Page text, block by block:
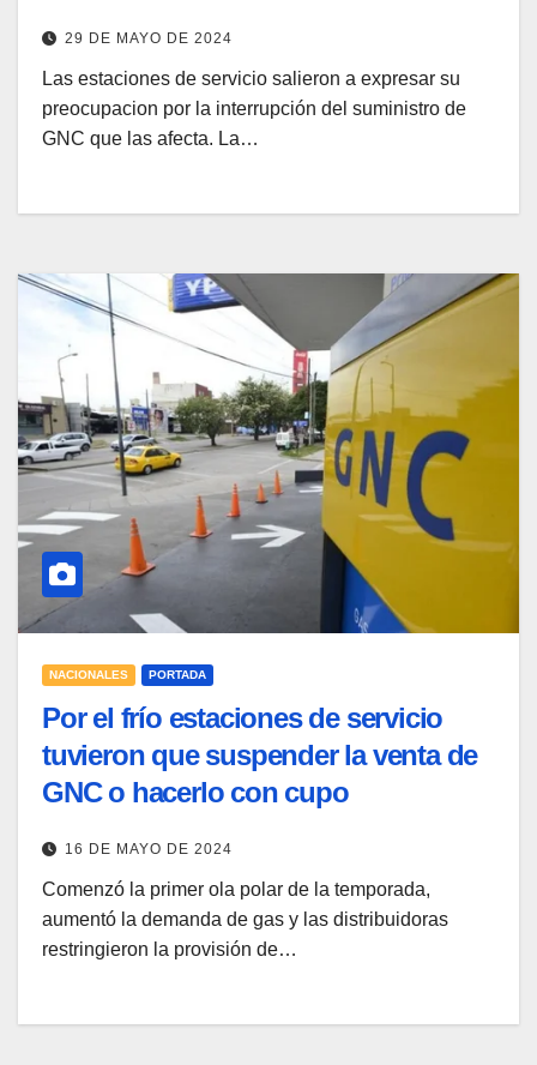
29 DE MAYO DE 2024
Las estaciones de servicio salieron a expresar su
preocupacion por la interrupción del suministro de
GNC que las afecta. La…
NACIONALES PORTADA
Por el frío estaciones de servicio
tuvieron que suspender la venta de
GNC o hacerlo con cupo
16 DE MAYO DE 2024
Comenzó la primer ola polar de la temporada,
aumentó la demanda de gas y las distribuidoras
restringieron la provisión de…